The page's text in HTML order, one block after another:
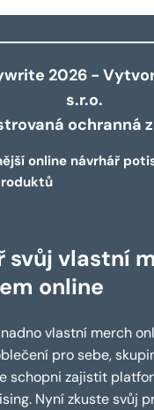
2026 -
s.r.o.
ochranná
online návrhář
svůj vlastní
online
vlastní merch
pro sebe,
schopni zajistit
Nyní zkuste svůj